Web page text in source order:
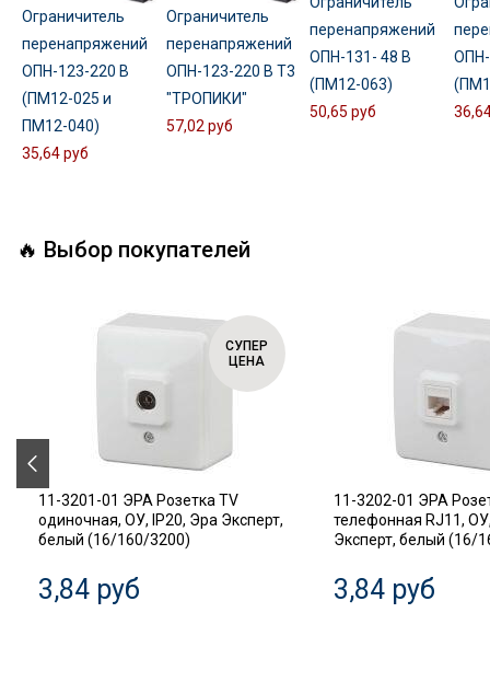
Ограничитель
перенапряжений
ОПН-123-220 В
(ПМ12-025 и
ПМ12-040)
35,64 руб
Ограничитель
перенапряжений
ОПН-123-220 В Т3
"ТРОПИКИ"
57,02 руб
перенапряжений
ОПН-131- 48 В
(ПМ12-063)
50,65 руб
ОПН-
🔥 Выбор покупателей
СУПЕР
ЦЕНА
11-3201-01 ЭРА Розетка TV
одиночная, ОУ, IP20, Эра Эксперт,
белый (16/160/3200)
3,84 руб
11-3202-01 ЭРА
телефонная RJ11,
Эксперт, белый (16/
3,84 руб